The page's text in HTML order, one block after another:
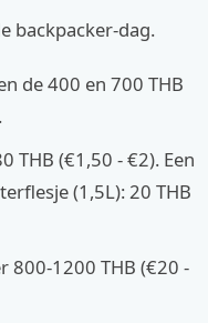
backpacker-dag.
de 400 en 700 THB
THB (€1,50 - €2). Een
(1,5L): 20 THB
800-1200 THB (€20 -